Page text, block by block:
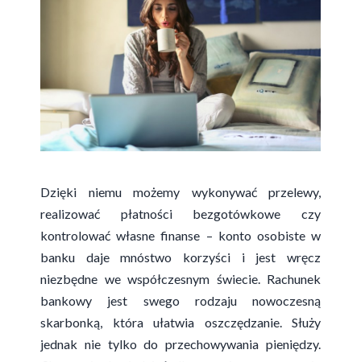
Dzięki niemu możemy wykonywać przelewy,
realizować płatności bezgotówkowe czy
kontrolować własne finanse – konto osobistew
banku daje mnóstwo korzyści i jest wręcz
niezbędne we współczesnym świecie. Rachunek
bankowy jest swego rodzaju nowoczesną
skarbonką, która ułatwia oszczędzanie. Służy
jednak nie tylko do przechowywania pieniędzy.